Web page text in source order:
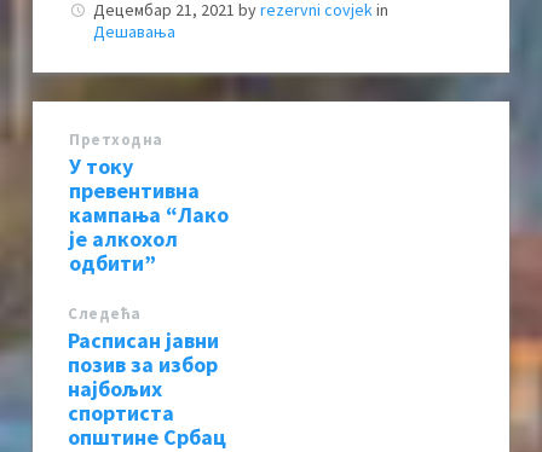
Децембар 21, 2021 byrezervni covjekin
Дешавања
Претходна
У току
превентивна
кампања “Лако
је алкохол
одбити”
Следећa
Расписан јавни
позив за избор
најбољих
спортиста
општине Србац